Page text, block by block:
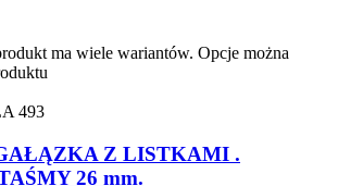
ma wiele wariantów. Opcje można
493
Z LISTKAMI .
26 mm.